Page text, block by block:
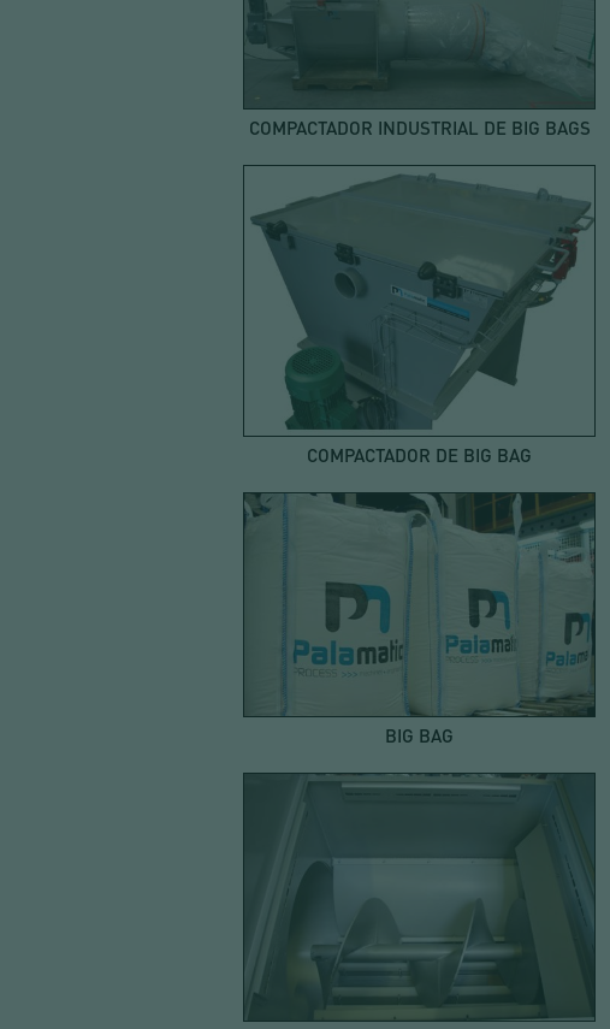
COMPACTADOR INDUSTRIAL DE BIG BAGS
COMPACTADOR DE BIG BAG
BIG BAG